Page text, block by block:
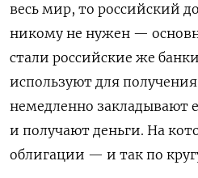
весь мир, то российский
никому не нужен —
стали российские же
используют для
немедленно закладывают
и получают деньги. На
облигации — и так по